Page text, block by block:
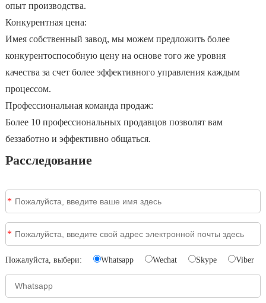
опыт производства.
Конкурентная цена:
Имея собственный завод, мы можем предложить более
конкурентоспособную цену на основе того же уровня
качества за счет более эффективного управления каждым
процессом.
Профессиональная команда продаж:
Более 10 профессиональных продавцов позволят вам
беззаботно и эффективно общаться.
Расследование
*
*
Пожалуйста, выбери: Whatsapp Wechat Skype Viber